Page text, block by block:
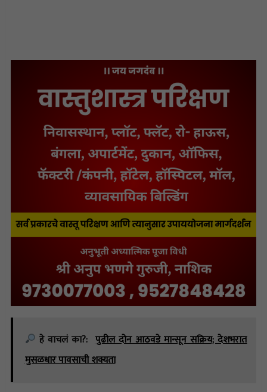
हे वाचलं का?: पुढील दोन आठवडे मान्सून सक्रिय; देशभरात
मुसळधार पावसाची शक्यता